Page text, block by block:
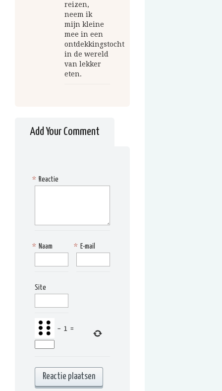
reizen,
neem ik
mijn kleine
mee in een
ontdekkingstocht
in de wereld
van lekker
eten.
Add Your Comment
Reactie
*
Naam
* E-mail
*
Site
− 1 =